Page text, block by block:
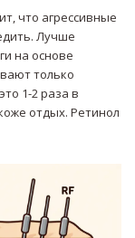
что агрессивные
Лучше
на основе
только
1-2 раза в
отдых. Ретинол